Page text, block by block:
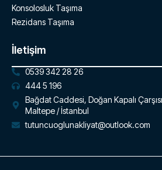
Konsolosluk Taşıma
Rezidans Taşıma
İletişim
0539 342 28 26
444 5 196
Bağdat Caddesi, Doğan Kapalı
Maltepe / İstanbul
tutuncuoglunakliyat@outlook.com